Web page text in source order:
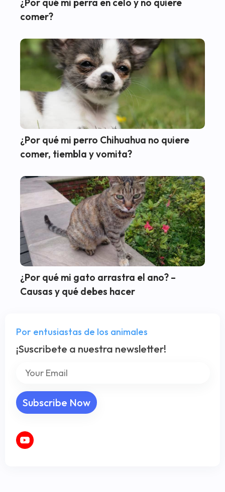
comer?
¿Por qué mi perro Chihuahua no quiere
comer, tiembla y vomita?
¿Por qué mi gato arrastra el ano? –
Causas y qué debes hacer
Por entusiastas de los animales
¡Suscribete a nuestra newsletter!